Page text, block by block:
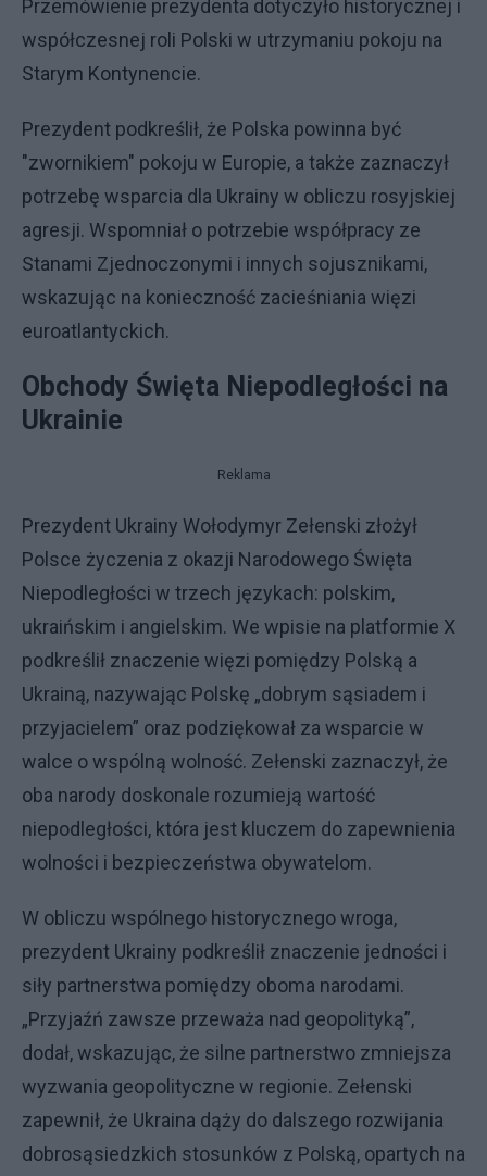
Przemówienie prezydenta dotyczyło historycznej i
współczesnej roli Polski w utrzymaniu pokoju na
Starym Kontynencie.
Prezydent podkreślił, że Polska powinna być
"zwornikiem" pokoju w Europie, a także zaznaczył
potrzebę wsparcia dla Ukrainy w obliczu rosyjskiej
agresji. Wspomniał o potrzebie współpracy ze
Stanami Zjednoczonymi i innych sojusznikami,
wskazując na konieczność zacieśniania więzi
euroatlantyckich.
Obchody Święta Niepodległości na
Ukrainie
Reklama
Prezydent Ukrainy Wołodymyr Zełenski złożył
Polsce życzenia z okazji Narodowego Święta
Niepodległości w trzech językach: polskim,
ukraińskim i angielskim. We wpisie na platformie X
podkreślił znaczenie więzi pomiędzy Polską a
Ukrainą, nazywając Polskę „dobrym sąsiadem i
przyjacielem” oraz podziękował za wsparcie w
walce o wspólną wolność. Zełenski zaznaczył, że
oba narody doskonale rozumieją wartość
niepodległości, która jest kluczem do zapewnienia
wolności i bezpieczeństwa obywatelom.
W obliczu wspólnego historycznego wroga,
prezydent Ukrainy podkreślił znaczenie jedności i
siły partnerstwa pomiędzy oboma narodami.
„Przyjaźń zawsze przeważa nad geopolityką”,
dodał, wskazując, że silne partnerstwo zmniejsza
wyzwania geopolityczne w regionie. Zełenski
zapewnił, że Ukraina dąży do dalszego rozwijania
dobrosąsiedzkich stosunków z Polską, opartych na